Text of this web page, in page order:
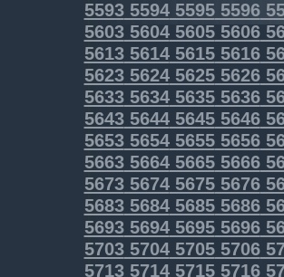
5593559455955596
5603560456055606
5613561456155616
5623562456255626
5633563456355636
5643564456455646
5653565456555656
5663566456655666
5673567456755676
5683568456855686
5693569456955696
5703570457055706
5713571457155716